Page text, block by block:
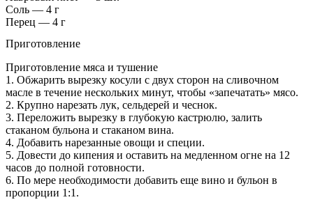
Соль — 4 г
Перец — 4 г
Приготовление
Приготовление мяса и тушение
1. Обжарить вырезку косули с двух сторон на сливочном
масле в течение нескольких минут, чтобы «запечатать» мясо.
2. Крупно нарезать лук, сельдерей и чеснок.
3. Переложить вырезку в глубокую кастрюлю, залить
стаканом бульона и стаканом вина.
4. Добавить нарезанные овощи и специи.
5. Довести до кипения и оставить на медленном огне на 12
часов до полной готовности.
6. По мере необходимости добавить еще вино и бульон в
пропорции 1:1.